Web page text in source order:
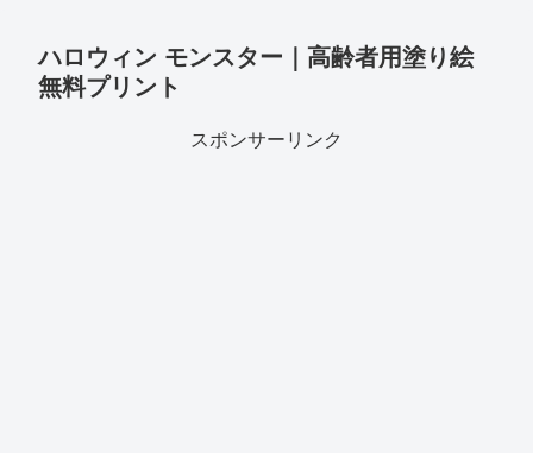
ハロウィン モンスター｜高齢者用塗り絵
無料プリント
スポンサーリンク